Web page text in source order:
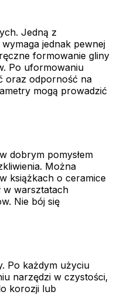
Jedną z
jednak pewnej
formowanie gliny
Po uformowaniu
oraz odporność na
mogą prowadzić
dobrym pomysłem
Można
książkach o ceramice
w warsztatach
Nie bój się
Po każdym użyciu
narzędzi w czystości,
korozji lub